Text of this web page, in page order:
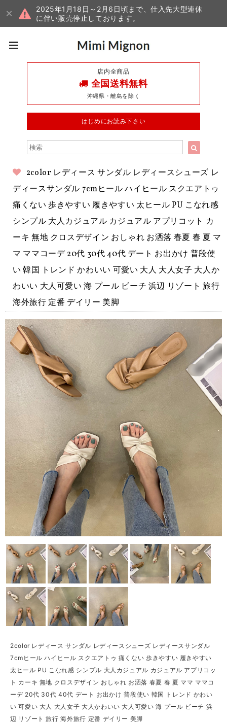
2025年1月18日～2月6日頃まで、仕入先大型連休
に伴い販売停止しております。
店内全商品
全国送料無料
沖縄県・離島を除く
はじめにお読み下さい
2color レディース サンダル レディースシューズ レ
ディースサンダル 7cmヒール ハイヒール スクエアトゥ
痛くない 歩きやすい 履きやすい 太ヒール PU こなれ感
シンプル 大人カジュアル カジュアル アプリコット カ
ーキ 無地 クロスデザイン おしゃれ お洒落 春夏 春 夏 マ
マ ママコーデ 20代 30代 40代 デート お出かけ 普段使
い 韓国 トレンド かわいい 可愛い 大人 大人女子 大人か
わいい 大人可愛い 海 プール ビーチ 浜辺 リゾート 旅行
海外旅行 定番 デイリー 美脚
2color レディース サンダル レディースシューズ レディースサンダル
7cmヒール ハイヒール スクエアトゥ 痛くない 歩きやすい 履きやすい
太ヒール PU こなれ感 シンプル 大人カジュアル カジュアル アプリコッ
ト カーキ 無地 クロスデザイン おしゃれ お洒落 春夏 春 夏 ママ ママコ
ーデ 20代 30代 40代 デート お出かけ 普段使い 韓国 トレンド かわい
い 可愛い 大人 大人女子 大人かわいい 大人可愛い 海 プール ビーチ 浜
辺 リゾート 旅行 海外旅行 定番 デイリー 美脚